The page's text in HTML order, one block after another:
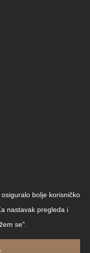
bolje korisničko
nastavak pregleda i
se".